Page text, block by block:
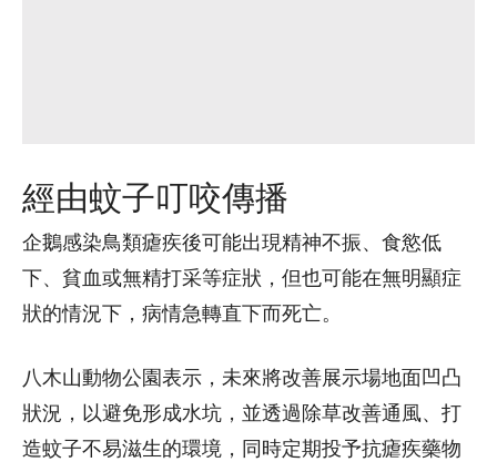
經由蚊子叮咬傳播
企鵝感染鳥類瘧疾後可能出現精神不振、食慾低
下、貧血或無精打采等症狀，但也可能在無明顯症
狀的情況下，病情急轉直下而死亡。
八木山動物公園表示，未來將改善展示場地面凹凸
狀況，以避免形成水坑，並透過除草改善通風、打
造蚊子不易滋生的環境，同時定期投予抗瘧疾藥物